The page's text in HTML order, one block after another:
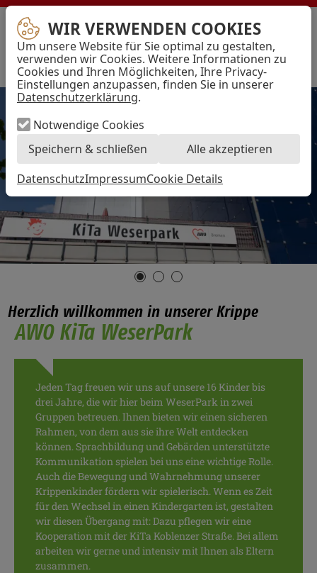
WIR VERWENDEN COOKIES
Um unsere Website für Sie optimal zu gestalten,
verwenden wir Cookies. Weitere Informationen zu
Cookies und Ihren Möglichkeiten, Ihre Privacy-
Einstellungen anzupassen, finden Sie in unserer
Datenschutzerklärung.
Notwendige Cookies
Speichern & schließen
Alle akzeptieren
DatenschutzImpressumCookie Details
AWO
Bremen
–
Arbeiterwohlfahrt
Kreisverband
Hansestadt
Bremen
e.V.
Herzlich willkommen in unserer Krippe
AWO KiTa WeserPark
Jeden Tag freuen wir uns auf unsere 16 Kinder bis
drei Jahre, die wir hier beim WeserPark in zwei
Gruppen betreuen. Ihnen bieten wir einen sicheren
Rahmen, von dem aus sie ihre Welt entdecken
können. Sprachbildung und Gebärden unterstützte
Kommunikation spielen bei uns eine wichtige Rolle.
Auch die Bewegung und Wahrnehmung unserer
Krippenkinder fördern wir spielerisch. Wenn es Zeit
für den Wechsel in einen Kindergarten ist, gestalten
wir diesen Übergang mit: Dazu pflegen wir eine
Kooperation mit der KiTa Koblenzer Straße. Bei allem
arbeiten wir gerne und intensiv mit Ihnen als Eltern
zusammen.